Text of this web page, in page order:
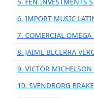
6. IMPORT MUSIC
7. COMERCIAL
8. JAIME BECERRA
9. VICTOR MICHELSON
10. SVENDBORG